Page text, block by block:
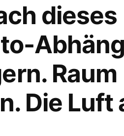
dieses
Raum
Die Luft